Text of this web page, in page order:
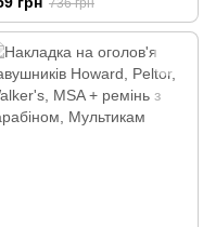
736 грн